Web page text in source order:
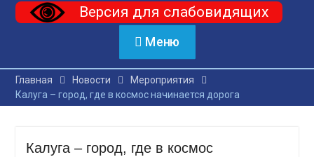
Версия для слабовидящих
Меню
Главная Новости
Мероприятия
Калуга – город, где в космос начинается дорога
Калуга – город, где в космос